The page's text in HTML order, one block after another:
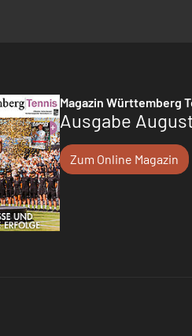
Magazin Württemberg
Ausgabe
Zum Online Magazin